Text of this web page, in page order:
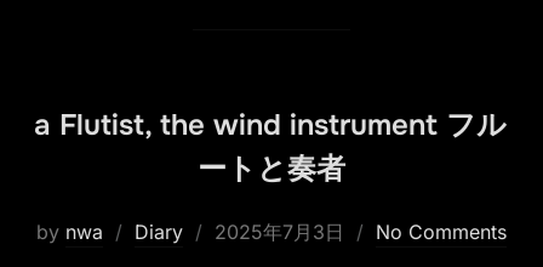
a Flutist, the wind instrument フル
ートと奏者
by nwa Diary
Posted
2025年7月3日 No Comments